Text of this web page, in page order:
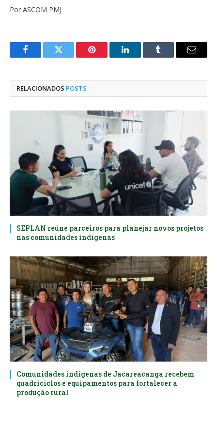
Por ASCOM PMJ
FacebookTwitter Pinterest O
Tumblr
E-
RELACIONADOS POSTS
SEPLAN reúne parceiros para planejar novos projetos
nas comunidades indígenas
Comunidades indígenas de Jacareacanga recebem
quadriciclos e equipamentos para fortalecer a
produção rural